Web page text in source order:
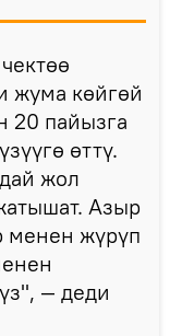
жума көйгөй
20 пайызга
өттү.
жол
Азыр
менен жүрүп
— деди